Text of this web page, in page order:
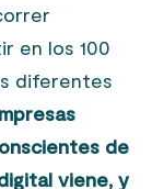
en los 100
diferentes
de
viene, y